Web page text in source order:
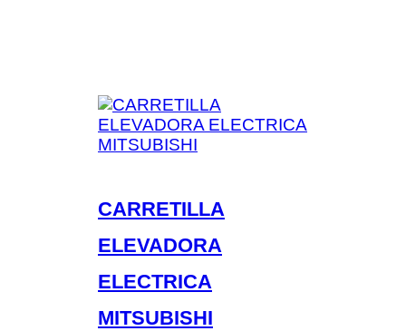
CARRETILLA
ELEVADORA
ELECTRICA
MITSUBISHI